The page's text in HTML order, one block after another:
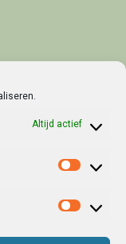
Altijd actief